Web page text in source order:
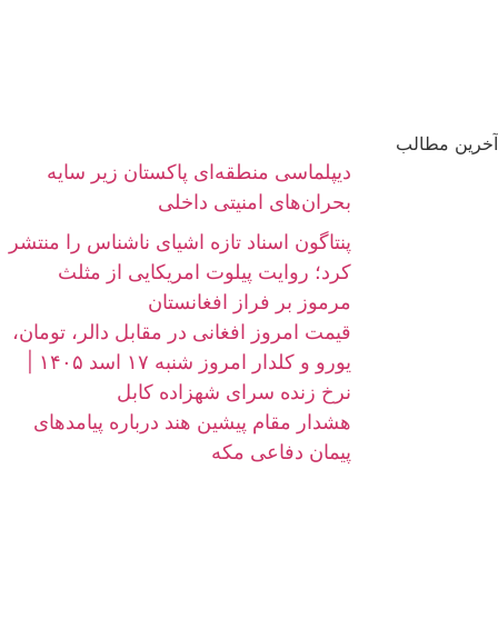
آخرین مطالب
دیپلماسی منطقه‌ای پاکستان زیر سایه
بحران‌های امنیتی داخلی
پنتاگون اسناد تازه اشیای ناشناس را منتشر
کرد؛ روایت پیلوت امریکایی از مثلث
مرموز بر فراز افغانستان
قیمت امروز افغانی در مقابل دالر، تومان،
نرخ زنده سرای شهزاده کابل
هشدار مقام پیشین هند درباره پیامدهای
پیمان دفاعی مکه